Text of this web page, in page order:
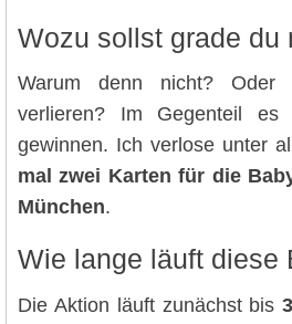
Wozu sollst grade du
Warum denn nicht?
verlieren? Im Gegenteil
gewinnen. Ich verlose unter
mal zwei Karten für die
München.
Wie lange läuft diese
Die Aktion läuft zunächst bis